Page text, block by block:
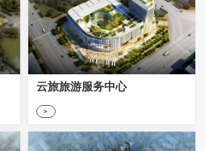
云旅旅游服务中心
>